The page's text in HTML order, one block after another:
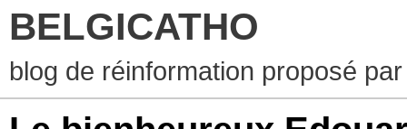
BELGICATHO
blog de réinformation proposé